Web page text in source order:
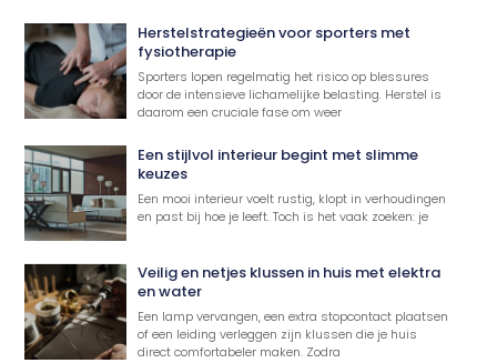
Herstelstrategieën voor sporters met
fysiotherapie
Sporters lopen regelmatig het risico op blessures
door de intensieve lichamelijke belasting. Herstel is
daarom een cruciale fase om weer
Een stijlvol interieur begint met slimme
keuzes
Een mooi interieur voelt rustig, klopt in verhoudingen
en past bij hoe je leeft. Toch is het vaak zoeken: je
Veilig en netjes klussen in huis met elektra
en water
Een lamp vervangen, een extra stopcontact plaatsen
of een leiding verleggen zijn klussen die je huis
direct comfortabeler maken. Zodra